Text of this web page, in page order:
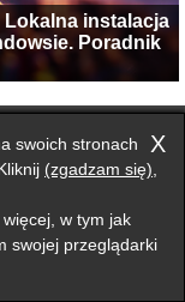
Lokalna instalacja
Poradnik
strony
X
swoich stronach
(zgadzam się)
więcej, w tym jak
swojej przeglądarki